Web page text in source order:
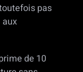
pas
aux
de 10